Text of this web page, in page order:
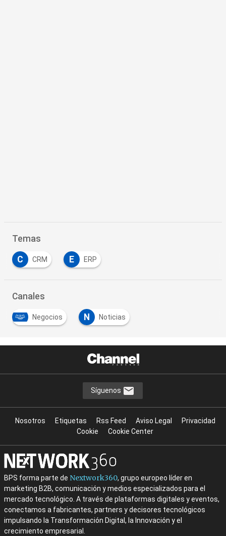
Temas
C CRM E ERP
Canales
Negocios N Noticias
Síguenos
Nosotros Etiquetas Rss Feed Aviso Legal
Privacidad
Cookie
Cookie Center
BPS forma parte de Nextwork360, grupo europeo líder en
marketing B2B, comunicación y medios especializados para el
mercado tecnológico. A través de plataformas digitales y eventos,
conectamos a fabricantes, partners y decisores tecnológicos
impulsando la Transformación Digital, la Innovación y el
crecimiento empresarial.